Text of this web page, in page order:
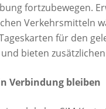
fortzubewegen.
Verkehrsmitteln
für den
bieten
Verbindung bleiben